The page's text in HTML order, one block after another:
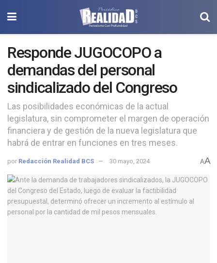
Responde JUGOCOPO a
demandas del personal
sindicalizado del Congreso
Las posibilidades económicas de la actual
legislatura, sin comprometer el margen de operación
financiera y de gestión de la nueva legislatura que
habrá de entrar en funciones en tres meses.
por Redacción Realidad BCS 30 mayo, 2024 AA